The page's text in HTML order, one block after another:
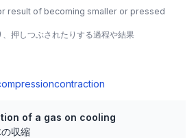
result of becoming smaller or pressed
押しつぶされたりする過程や結果
contraction
of a gas on cooling
収縮